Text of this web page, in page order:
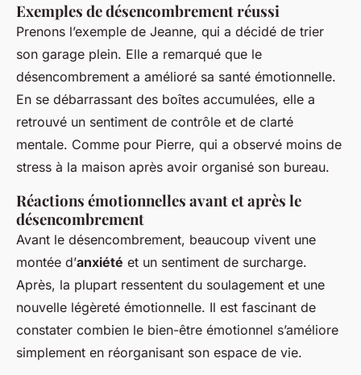
Exemples de désencombrement réussi
Prenons l’exemple de Jeanne, qui a décidé de trier
son garage plein. Elle a remarqué que le
désencombrement a amélioré sa santé émotionnelle.
En se débarrassant des boîtes accumulées, elle a
retrouvé un sentiment de contrôle et de clarté
mentale. Comme pour Pierre, qui a observé moins de
stress à la maison après avoir organisé son bureau.
Réactions émotionnelles avant et après le
désencombrement
Avant le désencombrement, beaucoup vivent une
montée d’anxiété et un sentiment de surcharge.
Après, la plupart ressentent du soulagement et une
nouvelle légèreté émotionnelle. Il est fascinant de
constater combien le bien-être émotionnel s’améliore
simplement en réorganisant son espace de vie.